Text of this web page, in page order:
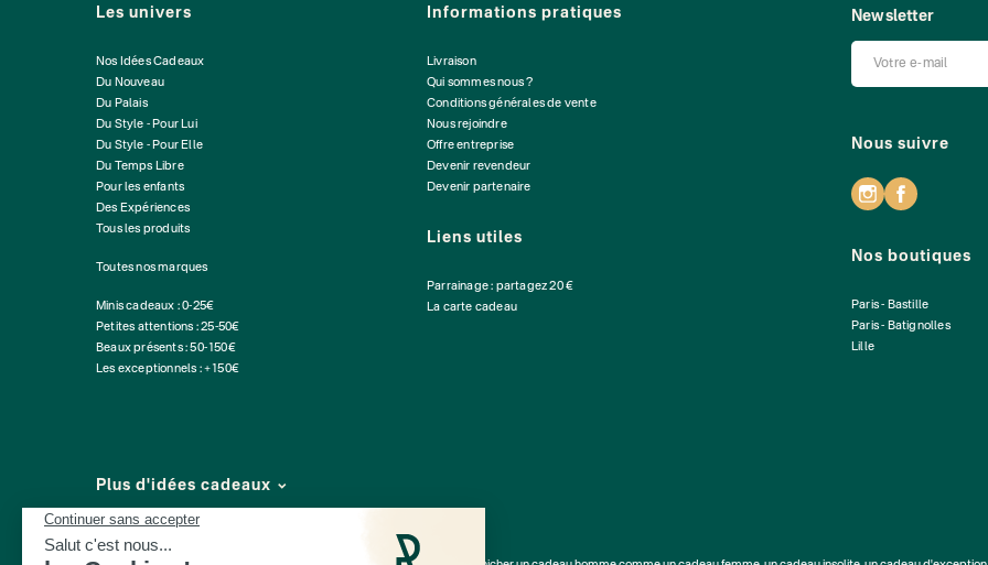
Les univers
Nos Idées Cadeaux
Du Nouveau
Du Palais
Du Style - Pour Lui
Du Style - Pour Elle
Du Temps Libre
Pour les enfants
Des Expériences
Tous les produits
Toutes nos marques
Minis cadeaux : 0-25€
Petites attentions : 25-50€
Beaux présents : 50-150€
Les exceptionnels : +150€
Informations pratiques
Livraison
Qui sommes nous ?
Conditions générales de vente
Nous rejoindre
Offre entreprise
Devenir revendeur
Devenir partenaire
Liens utiles
Parrainage : partagez 20 €
La carte cadeau
Newsletter
Nous suivre
Nos boutiques
Paris - Bastille
Paris - Batignolles
Lille
Plus d'idées cadeaux